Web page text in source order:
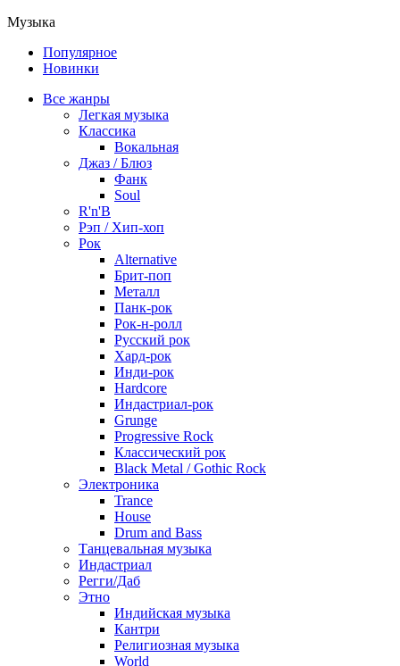
Музыка
Популярное
Новинки
Все жанры
Легкая музыка
Классика
Вокальная
Джаз / Блюз
Фанк
Soul
R'n'B
Рэп / Хип-хоп
Рок
Alternative
Брит-поп
Металл
Панк-рок
Рок-н-ролл
Русский рок
Хард-рок
Инди-рок
Hardcore
Индастриал-рок
Grunge
Progressive Rock
Классический рок
Black Metal / Gothic Rock
Электроника
Trance
House
Drum and Bass
Танцевальная музыка
Индастриал
Регги/Даб
Этно
Индийская музыка
Кантри
Религиозная музыка
World